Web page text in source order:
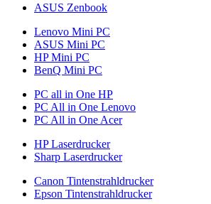
ASUS Zenbook
Lenovo Mini PC
ASUS Mini PC
HP Mini PC
BenQ Mini PC
PC all in One HP
PC All in One Lenovo
PC All in One Acer
HP Laserdrucker
Sharp Laserdrucker
Canon Tintenstrahldrucker
Epson Tintenstrahldrucker